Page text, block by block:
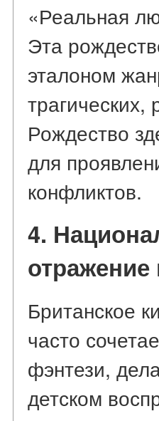
«Реальная
Эта
эталоном
Рождество
для
конфликтов.
4.
отражение
Британское
часто
фэнтези,
детском